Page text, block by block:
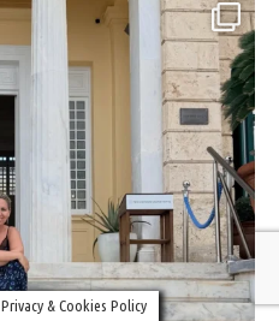
Privacy & Cookies Policy